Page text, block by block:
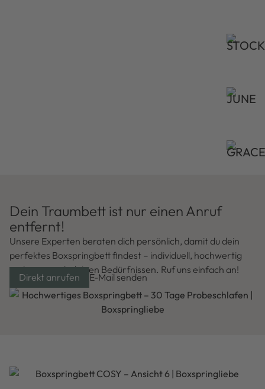
JUNE
GRACE
Dein Traumbett ist nur einen Anruf
entfernt!
Unsere Experten beraten dich persönlich, damit du dein
perfektes Boxspringbett findest – individuell, hochwertig
und ganz nach deinen Bedürfnissen. Ruf uns einfach an!
Direkt anrufen E-Mail senden